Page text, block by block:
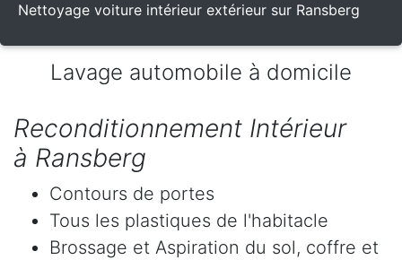
Nettoyage voiture intérieur extérieur sur Ransberg
Lavage automobile à domicile
Reconditionnement Intérieur
à Ransberg
Contours de portes
Tous les plastiques de l'habitacle
Brossage et Aspiration du sol, coffre et